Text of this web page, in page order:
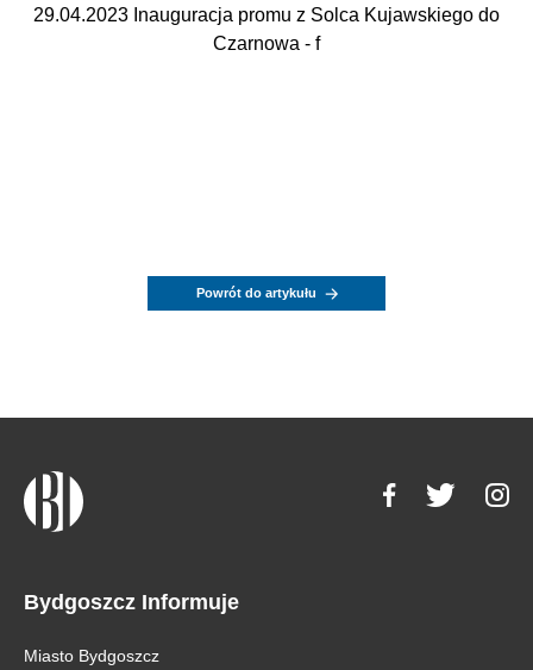
29.04.2023 Inauguracja promu z Solca Kujawskiego do
Czarnowa - f
Powrót do artykułu
Bydgoszcz Informuje
Miasto Bydgoszcz